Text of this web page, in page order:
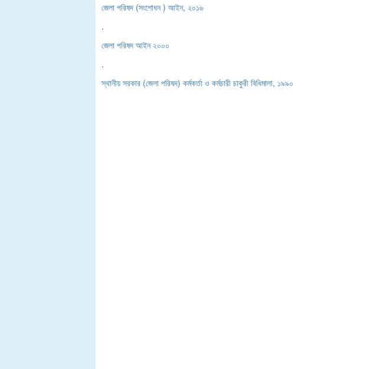
জেলা পরিষদ (সংশোধন ) আইন, ২০১৬
.
জেলা পরিষদ আইন ২০০০
.
স্থানীয় সরকার (জেলা পরিষদ) কর্মকর্তা ও কর্মচারী চাকুরী বিধিমালা, ১৯৯০